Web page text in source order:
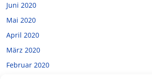
Juni 2020
Mai 2020
April 2020
März 2020
Februar 2020